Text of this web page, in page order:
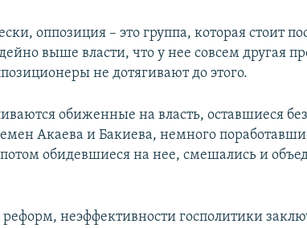
оппозиция – это группа, которая стоит
выше власти, что у нее совсем другая
не дотягивают до этого.
обиженные на власть, оставшиеся
Акаева и Бакиева, немного
обидевшиеся на нее, смешались и
неэффективности госполитики